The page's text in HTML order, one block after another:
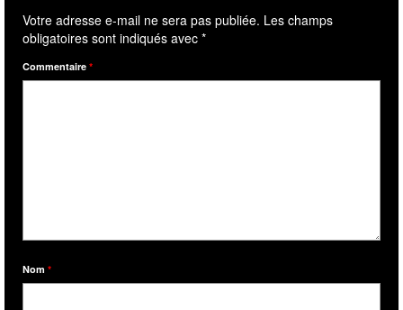
Votre adresse e-mail ne sera pas publiée. Les champs
obligatoires sont indiqués avec *
Commentaire *
Nom *